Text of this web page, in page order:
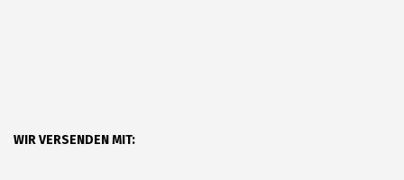
WIR VERSENDEN MIT: